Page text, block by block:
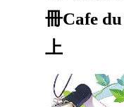
冊Cafe
上